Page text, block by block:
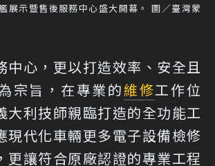
展示暨售後服務中心盛大開幕。 圖／臺灣蒙
中心，更以打造效率、安全且
宗旨，在專業的維修工作位
大利技師親臨打造的全功能工
現代化車輛更多電子設備檢修
更讓符合原廠認證的專業工程